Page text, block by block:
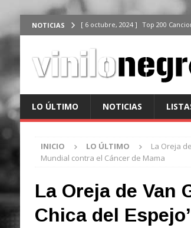
NOTICIAS [ 6 octubre, 2024 ] Top 200
[ 3 octubre, 2024 ] Top 100
[ 2 octubre, 2024 ] Top 100
ÚLTIMO
[ 6 octubre, 2024 ] Top 200
LO ÚLTIMO NOTICIAS
INICIO LO ÚLTIMO
La Oreja
Mundial contra el Cáncer de Mama
La Oreja de Van
Chica del